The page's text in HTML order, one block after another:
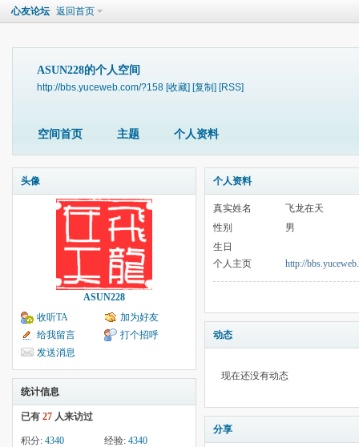
心友论坛 返回首页
ASUN228的个人空间
http://bbs.yuceweb.com/?158 [收藏] [复制] [RSS]
空间首页 主题 个人资料
头像
ASUN228
收听TA
加为好友
给我留言
打个招呼
发送消息
统计信息
已有 27 人来访过
积分: 4340 经验: 4340
个人资料
真实姓名
飞龙在天
性别
男
生日
个人主页
http://
动态
现在还没有动态
分享